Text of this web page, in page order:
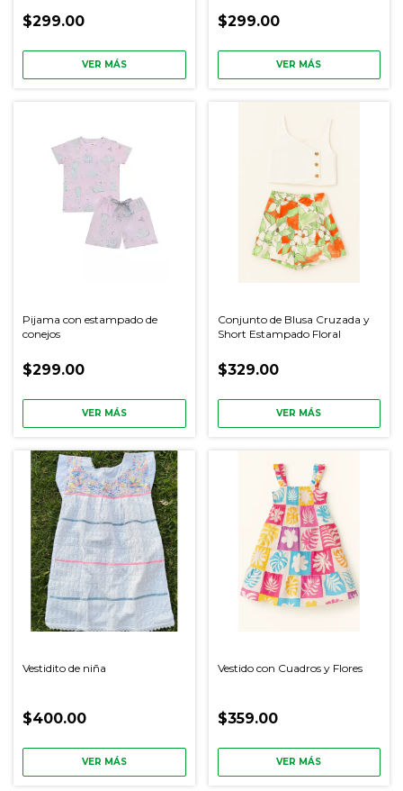
$299.00
VER MÁS
$299.00
VER MÁS
Pijama con estampado de
conejos
$299.00
VER MÁS
Conjunto de Blusa Cruzada y
Short Estampado Floral
$329.00
VER MÁS
Vestidito de niña
$400.00
VER MÁS
Vestido con Cuadros y Flores
$359.00
VER MÁS